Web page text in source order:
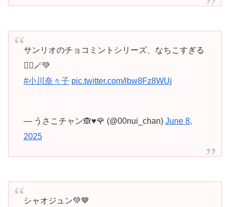
サンリオのチョコミントシリーズ、なちこすぎる
🧚‍♂️🪄︎︎💚
#小川奈々子 pic.twitter.com/lbw8Fz8WUj
— うさこチャン🙈︎♥️🌹 (@00nui_chan) June 8,
2025
シャオジュン💚🤎